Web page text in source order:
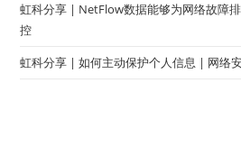
虹科分享 | NetFlow数据能够为网络故障
控
虹科分享 | 如何主动保护个人信息 | 网络